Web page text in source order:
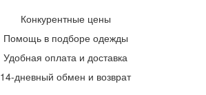
Конкурентные цены
Помощь в подборе одежды
Удобная оплата и доставка
14-дневный обмен и возврат